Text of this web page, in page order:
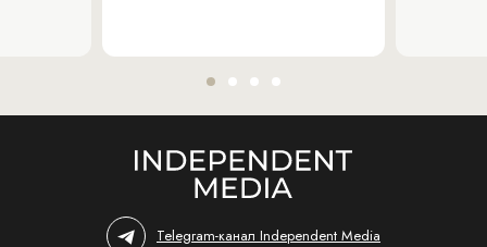
Telegram-канал Independent Media